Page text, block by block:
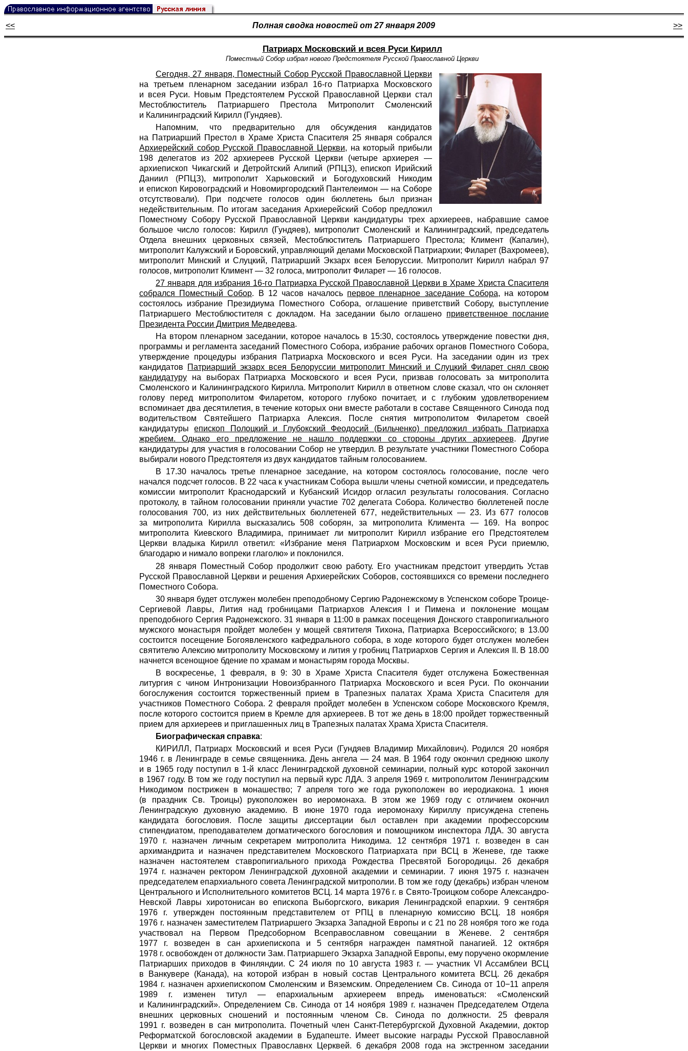
<< Полная сводка новостей от 27 января 2009 >>
Патриарх Московский и всея Руси Кирилл
Поместный Собор избрал нового Предстоятеля Русской Православной Церкви
Сегодня, 27 января, Поместный Собор Русской Православной Церкви
на третьем пленарном заседании избрал 16-го Патриарха Московского
и всея Руси. Новым Предстоятелем Русской Православной Церкви стал
Местоблюститель Патриаршего Престола Митрополит Смоленский
и Калининградский Кирилл (Гундяев).
Напомним, что предварительно для обсуждения кандидатов
на Патриарший Престол в Храме Христа Спасителя 25 января собрался
Архиерейский собор Русской Православной Церкви, на который прибыли
198 делегатов из 202 архиереев Русской Церкви (четыре архиерея —
архиепископ Чикагский и Детройтский Алипий (РПЦЗ), епископ Ирийский
Даниил (РПЦЗ), митрополит Харьковский и Богодуховский Никодим
и епископ Кировоградский и Новомиргородский Пантелеимон — на Соборе
отсутствовали). При подсчете голосов один бюллетень был признан
недействительным. По итогам заседания Архиерейский Собор предложил
Поместному Собору Русской Православной Церкви кандидатуры трех архиереев, набравшие самое
большое число голосов: Кирилл (Гундяев), митрополит Смоленский и Калининградский, председатель
Отдела внешних церковных связей, Местоблюститель Патриаршего Престола; Климент (Капалин),
митрополит Калужский и Боровский, управляющий делами Московской Патриархии; Филарет (Вахромеев),
митрополит Минский и Слуцкий, Патриарший Экзарх всея Белоруссии. Митрополит Кирилл набрал 97
голосов, митрополит Климент — 32 голоса, митрополит Филарет — 16 голосов.
27 января для избрания 16-го Патриарха Русской Православной Церкви в Храме Христа Спасителя
собрался Поместный Собор. В 12 часов началось первое пленарное заседание Собора, на котором
состоялось избрание Президиума Поместного Собора, оглашение приветствий Собору, выступление
Патриаршего Местоблюстителя с докладом. На заседании было оглашено приветственное послание
Президента России Дмитрия Медведева.
На втором пленарном заседании, которое началось в 15:30, состоялось утверждение повестки дня,
программы и регламента заседаний Поместного Собора, избрание рабочих органов Поместного Собора,
утверждение процедуры избрания Патриарха Московского и всея Руси. На заседании один из трех
кандидатов
Патриарший экзарх всея Белоруссии митрополит Минский и Слуцкий Филарет снял свою
кандидатуру на выборах Патриарха Московского и всея Руси, призвав голосовать за митрополита
Смоленского и Калининградского Кирилла. Митрополит Кирилл в ответном слове сказал, что он склоняет
голову перед митрополитом Филаретом, которого глубоко почитает, и с глубоким удовлетворением
вспоминает два десятилетия, в течение которых они вместе работали в составе Священного Синода под
водительством Святейшего Патриарха Алексия. После снятия митрополитом Филаретом своей
кандидатурыепископ Полоцкий и Глубокский Феодосий (Бильченко) предложил избрать Патриарха
жребием. Однако его предложение не нашло поддержки со стороны других архиереев. Другие
кандидатуры для участия в голосовании Собор не утвердил. В результате участники Поместного Собора
выбирали нового Предстоятеля из двух кандидатов тайным голосованием.
В 17.30 началось третье пленарное заседание, на котором состоялось голосование, после чего
начался подсчет голосов. В 22 часа к участникам Собора вышли члены счетной комиссии, и председатель
комиссии митрополит Краснодарский и Кубанский Исидор огласил результаты голосования. Согласно
протоколу, в тайном голосовании приняли участие 702 делегата Собора. Количество бюллетеней после
голосования 700, из них действительных бюллетеней 677, недействительных — 23. Из 677 голосов
за митрополита Кирилла высказались 508 соборян, за митрополита Климента — 169. На вопрос
митрополита Киевского Владимира, принимает ли митрополит Кирилл избрание его Предстоятелем
Церкви владыка Кирилл ответил: «Избрание меня Патриархом Московским и всея Руси приемлю,
благодарю и нимало вопреки глаголю» и поклонился.
28 января Поместный Собор продолжит свою работу. Его участникам предстоит утвердить Устав
Русской Православной Церкви и решения Архиерейских Соборов, состоявшихся со времени последнего
Поместного Собора.
30 января будет отслужен молебен преподобному Сергию Радонежскому в Успенском соборе Троице-
Сергиевой Лавры, Лития над гробницами Патриархов Алексия I и Пимена и поклонение мощам
преподобного Сергия Радонежского. 31 января в 11:00 в рамках посещения Донского ставропигиального
мужского монастыря пройдет молебен у мощей святителя Тихона, Патриарха Всероссийского; в 13.00
состоится посещение Богоявленского кафедрального собора, в ходе которого будет отслужен молебен
святителю Алексию митрополиту Московскому и лития у гробниц Патриархов Сергия и Алексия II. В 18.00
начнется всенощное бдение по храмам и монастырям города Москвы.
В воскресенье, 1 февраля, в 9: 30 в Храме Христа Спасителя будет отслужена Божественная
литургия с чином Интронизации Новоизбранного Патриарха Московского и всея Руси. По окончании
богослужения состоится торжественный прием в Трапезных палатах Храма Христа Спасителя для
участников Поместного Собора. 2 февраля пройдет молебен в Успенском соборе Московского Кремля,
после которого состоится прием в Кремле для архиереев. В тот же день в 18:00 пройдет торжественный
прием для архиереев и приглашенных лиц в Трапезных палатах Храма Христа Спасителя.
Биографическая справка:
КИРИЛЛ, Патриарх Московский и всея Руси (Гундяев Владимир Михайлович). Родился 20 ноября
1946 г. в Ленинграде в семье священника. День ангела — 24 мая. В 1964 году окончил среднюю школу
и в 1965 году поступил в 1-й класс Ленинградской духовной семинарии, полный курс которой закончил
в 1967 году. В том же году поступил на первый курс ЛДА. 3 апреля 1969 г. митрополитом Ленинградским
Никодимом пострижен в монашество; 7 апреля того же года рукоположен во иеродиакона. 1 июня
(в праздник Св. Троицы) рукоположен во иеромонаха. В этом же 1969 году с отличием окончил
Ленинградскую духовную академию. В июне 1970 года иеромонаху Кириллу присуждена степень
кандидата богословия. После защиты диссертации был оставлен при академии профессорским
стипендиатом, преподавателем догматического богословия и помощником инспектора ЛДА. 30 августа
1970 г. назначен личным секретарем митрополита Никодима. 12 сентября 1971 г. возведен в сан
архимандрита и назначен представителем Московского Патриархата при ВСЦ в Женеве, где также
назначен настоятелем ставропигиального прихода Рождества Пресвятой Богородицы. 26 декабря
1974 г. назначен ректором Ленинградской духовной академии и семинарии. 7 июня 1975 г. назначен
председателем епархиального совета Ленинградской митрополии. В том же году (декабрь) избран членом
Центрального и Исполнительного комитетов ВСЦ. 14 марта 1976 г. в Свято-Троицком соборе Александро-
Невской Лавры хиротонисан во епископа Выборгского, викария Ленинградской епархии. 9 сентября
1976 г. утвержден постоянным представителем от РПЦ в пленарную комиссию ВСЦ. 18 ноября
1976 г. назначен заместителем Патриаршего Экзарха Западной Европы и с 21 по 28 ноября того же года
участвовал на Первом Предсоборном Всеправославном совещании в Женеве. 2 сентября
1977 г. возведен в сан архиепископа и 5 сентября награжден памятной панагией. 12 октября
1978 г. освобожден от должности Зам. Патриаршего Экзарха Западной Европы, ему поручено окормление
Патриарших приходов в Финляндии. С 24 июля по 10 августа 1983 г. — участник VI Ассамблеи ВСЦ
в Ванкувере (Канада), на которой избран в новый состав Центрального комитета ВСЦ. 26 декабря
1984 г. назначен архиепископом Смоленским и Вяземским. Определением Св. Синода от 10−11 апреля
1989 г. изменен титул — епархиальным архиереем впредь именоваться: «Смоленский
и Калининградский». Определением Св. Синода от 14 ноября 1989 г. назначен Председателем Отдела
внешних церковных сношений и постоянным членом Св. Синода по должности. 25 февраля
1991 г. возведен в сан митрополита. Почетный член Санкт-Петербургской Духовной Академии, доктор
Реформатской богословской академии в Будапеште. Имеет высокие награды Русской Православной
Церкви и многих Поместных Православнх Церквей. 6 декабря 2008 года на экстренном заседании